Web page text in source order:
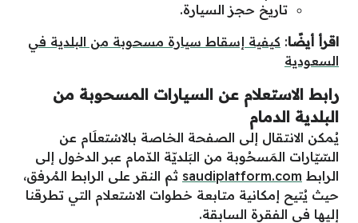
تاريخ حجز السيارة.
اقرأ أيضًا: كيفية إسقاط سيارة مسحوبة من البلدية في
السعودية
رابط الاستعلام عن السيارات المسحوبة من
البلدية الدمام
يُمكن الانتقال إلى الصفحة الخاصة بالاسْتعلَام عن
السّيّارات المَسحُوبة من البَلديّة الدّمام عبر الدخول إلى
الرابط saudiplatform.com ثم النقر على الرابط المُرفق،
حيث يُتيح إمكانية متابعة خطوات الاسْتعلام التي تطرقنا
إليها في الفقرة السابقة.